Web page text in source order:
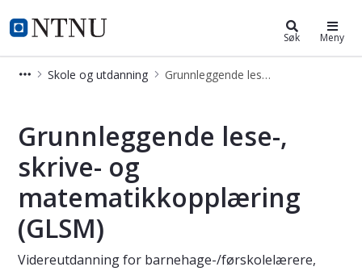
NTNU Hjemmeside
Videreutdanning og deltidsstudier
Søk Meny
Skole og utdanning Grunnleggende lese-, skrive- og matematikkopplæring (GLSM)
Grunnleggende lese-,
skrive- og
matematikkopplæring
(GLSM)
Videreutdanning for barnehage-/førskolelærere,